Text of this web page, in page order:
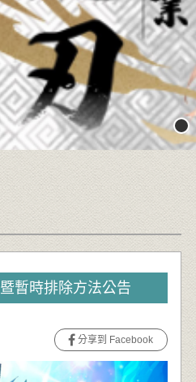
暫時排除方法公告
分享到 Facebook